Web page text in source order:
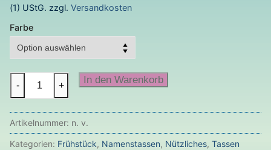
(1) UStG. zzgl. Versandkosten
Farbe
Menge
- + In den Warenkorb
Artikelnummer: n. v.
Kategorien: Frühstück, Namenstassen, Nützliches, Tassen